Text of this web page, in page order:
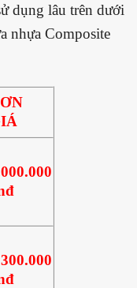
dụng lâu trên dưới
nhựa Composite